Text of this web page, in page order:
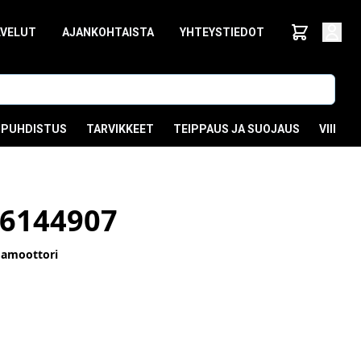
AJANKOHTAISTA YHTEYSTIEDOT
PUHDISTUS TARVIKKEET TEIPPAUS JA SUOJAUS